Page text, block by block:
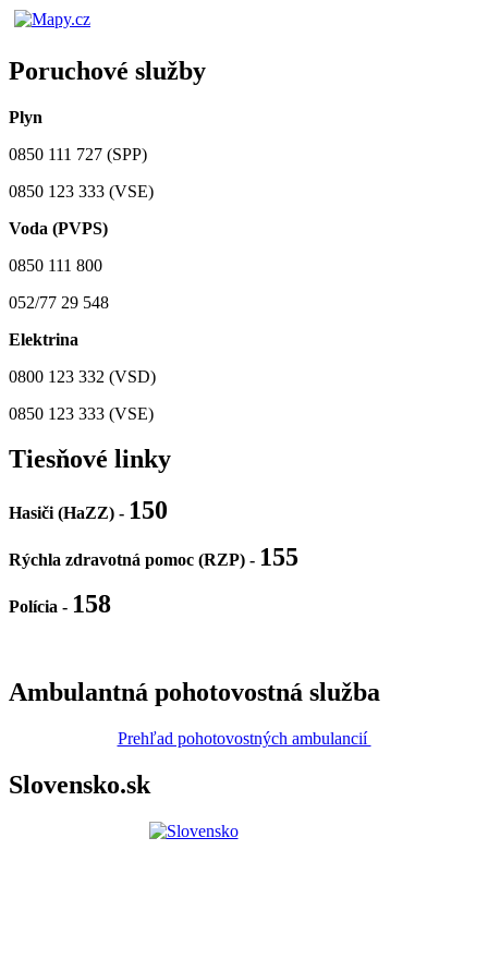
Poruchové služby
Plyn
0850 111 727 (SPP)
0850 123 333 (VSE)
Voda (PVPS)
0850 111 800
052/77 29 548
Elektrina
0800 123 332 (VSD)
0850 123 333 (VSE)
Tiesňové linky
Hasiči (HaZZ) - 150
Rýchla zdravotná pomoc (RZP) - 155
Polícia - 158
Ambulantná pohotovostná služba
Prehľad pohotovostných ambulancií
Slovensko.sk